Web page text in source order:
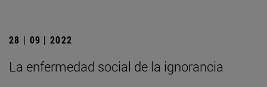
28 | 09 | 2022
La enfermedad social de la ignorancia